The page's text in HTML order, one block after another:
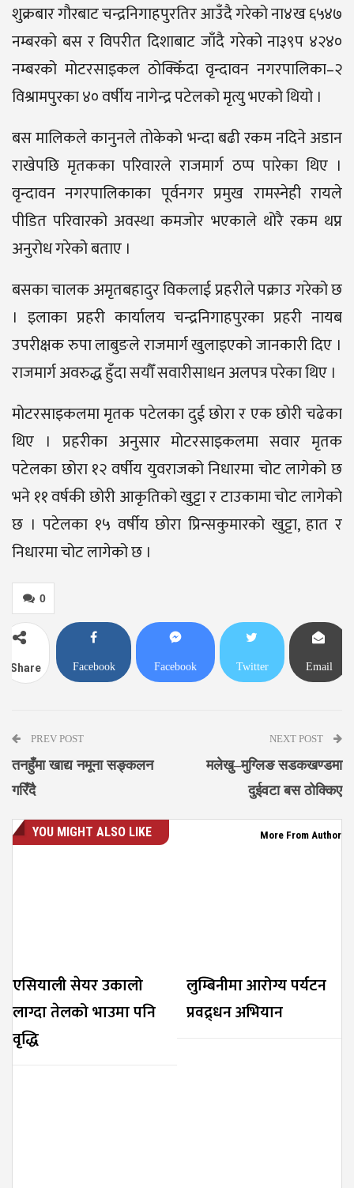
शुक्रबार गौरबाट चन्द्रनिगाहपुरतिर आउँदै गरेको ना४ख ६५४७
नम्बरको बस र विपरीत दिशाबाट जाँदै गरेको ना३९प ४२४०
नम्बरको मोटरसाइकल ठोक्किँदा वृन्दावन नगरपालिका–२
विश्रामपुरका ४० वर्षीय नागेन्द्र पटेलको मृत्यु भएको थियो ।
बस मालिकले कानुनले तोकेको भन्दा बढी रकम नदिने अडान
राखेपछि मृतकका परिवारले राजमार्ग ठप्प पारेका थिए ।
वृन्दावन नगरपालिकाका पूर्वनगर प्रमुख रामस्नेही रायले
पीडित परिवारको अवस्था कमजोर भएकाले थोरै रकम थप्न
अनुरोध गरेको बताए ।
बसका चालक अमृतबहादुर विकलाई प्रहरीले पक्राउ गरेको छ
। इलाका प्रहरी कार्यालय चन्द्रनिगाहपुरका प्रहरी नायब
उपरीक्षक रुपा लाबुङले राजमार्ग खुलाइएको जानकारी दिए ।
राजमार्ग अवरुद्ध हुँदा सयौँ सवारीसाधन अलपत्र परेका थिए ।
मोटरसाइकलमा मृतक पटेलका दुई छोरा र एक छोरी चढेका
थिए । प्रहरीका अनुसार मोटरसाइकलमा सवार मृतक
पटेलका छोरा १२ वर्षीय युवराजको निधारमा चोट लागेको छ
भने ११ वर्षकी छोरी आकृतिको खुट्टा र टाउकामा चोट लागेको
छ । पटेलका १५ वर्षीय छोरा प्रिन्सकुमारको खुट्टा, हात र
निधारमा चोट लागेको छ ।
0
Share Facebook Facebook Twitter Email
PREV POST
तनहुँमा खाद्य नमूना सङ्कलन
गरिँदै
NEXT POST
मलेखु–मुग्लिङ सडकखण्डमा
दुईवटा बस ठोक्किए
YOU MIGHT ALSO LIKE More From Author
एसियाली सेयर उकालो
लाग्दा तेलको भाउमा पनि
वृद्धि
लुम्बिनीमा आरोग्य पर्यटन
प्रवद्र्धन अभियान